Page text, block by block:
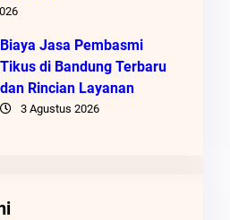
Biaya Jasa Pembasmi
Tikus di Bandung Terbaru
dan Rincian Layanan
3 Agustus 2026